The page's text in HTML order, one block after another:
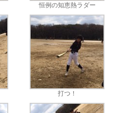
恒例の知恵熱ラダー
打つ！